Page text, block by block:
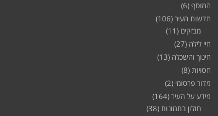
המוסף (6)
חדשות העיר (106)
מבזקים (11)
חיי לילה (27)
חינוך והשכלה (13)
חסויות (8)
מדור פרסומי (2)
מידע על העיר (164)
חולון בתמונות (38)